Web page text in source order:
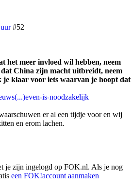
#52
het meer invloed wil hebben, neem
dat China zijn macht uitbreidt, neem
je klaar voor iets waarvan je hoopt dat
is-noodzakelijk
er al een tijdje voor en wij
en erom lachen.
je zijn ingelogd op FOK.nl. Als je nog
een FOK!account aanmaken